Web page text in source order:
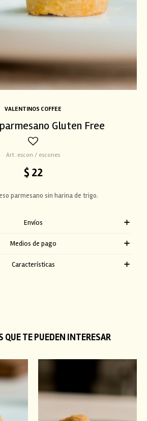
VALENTINOS COFFEE
Gluten Free
escon / escones
$ 22
parmesano sin harina de trigo.
Envíos
Medios de pago
Características
QUE TE PUEDEN INTERESAR